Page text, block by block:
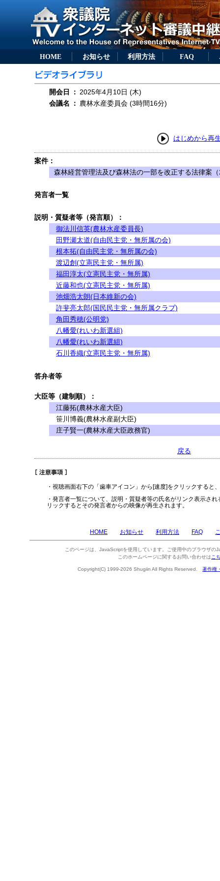
HOME お知らせ 利用方法 FAQ
開会日 ： 2025年4月10日 (木)
会議名
： 農林水産委員会 (3時間16分)
はじめから再
案件：
森林経営管理法及び森林法の一部を改正する法律案
発言者一覧
説明・質疑者等（発言順）：
御法川信英(農林水産委員長)
田野瀬太道(自由民主党・無所属の会)
根本拓(自由民主党・無所属の会)
渡辺創(立憲民主党・無所属)
福田淳太(立憲民主党・無所属)
近藤和也(立憲民主党・無所属)
池畑浩太朗(日本維新の会)
許斐亮太郎(国民民主党・無所属クラブ)
角田秀穂(公明党)
八幡愛(れいわ新選組)
八幡愛(れいわ新選組)
石川香織(立憲民主党・無所属)
答弁者等
大臣等（建制順）：
江藤拓(農林水産大臣)
笹川博義(農林水産副大臣)
庄子賢一(農林水産大臣政務官)
戻る
・視聴画面右下の「歯車アイコン」から[速度]をクリックすると
・発言者一覧について、説明・質疑者等の氏名がリンク表示さ
リックするとその発言者からの映像が再生されます。
HOME お知らせ 利用方法 FAQ
このページは、JavaScriptを使用しています。ご使用中のブラウザの
このホームページに関するお問い合わせは こ
Copyright(C) 1999-2026 Shugiin All Rights Reserved. 著作権